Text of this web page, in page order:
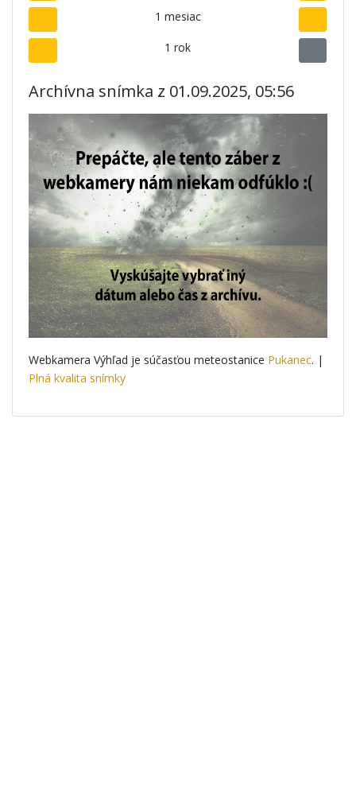
1 mesiac
1 rok
Archívna snímka z 01.09.2025, 05:56
Webkamera Výhľad je súčasťou meteostanice Pukanec. |
Plná kvalita snímky